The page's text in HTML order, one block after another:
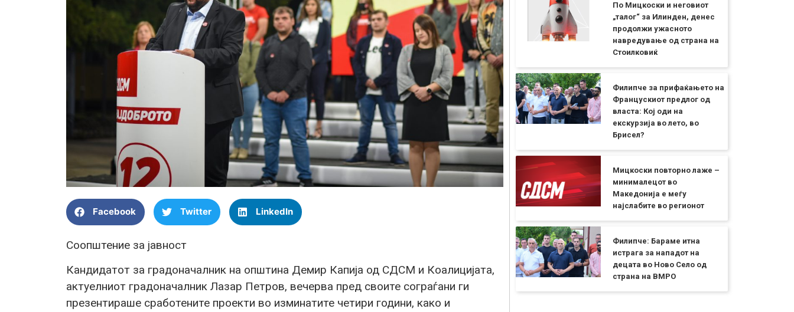
Facebook Twitter LinkedIn
Соопштение за јавност
Кандидатот за градоначалник на општина Демир Капија од СДСМ и Коалицијата,
актуелниот градоначалник Лазар Петров, вечерва пред своите сограѓани ги
презентираше сработените проекти во изминатите четири години, како и
По Мицкоски и неговиот
„талог“ за Илинден, денес
продолжи ужасното
навредување од страна на
Стоилковиќ
Филипче за прифаќањето на
Францускиот предлог од
власта: Кој оди на
екскурзија во лето, во
Брисел?
Мицкоски повторно лаже –
минималецот во
Македонија е меѓу
најслабите во регионот
Филипче: Бараме итна
истрага за нападот на
децата во Ново Село од
страна на ВМРО